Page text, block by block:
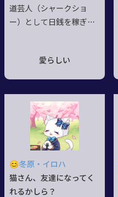
道芸人（シャークショ
ー）として日銭を稼ぎな
大道芸の師匠の教えその
嬌が良く、困った人を見
捨てられない。争い事が
苦手で有事の際は自身は
サポートに回り、戦闘は
鮫魔術で使役している相
棒の鮫さん達にお任せす
る事が多い。様々なトラ
愛らしい
😊冬原・イロハ
猫さん、友達になってく
れるかしら？